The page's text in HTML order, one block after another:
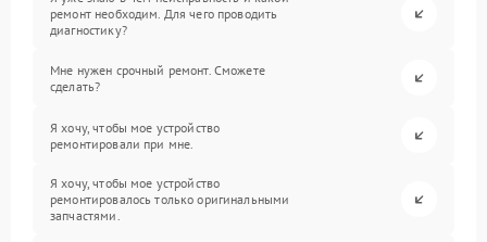
ремонт необходим. Для чего проводить
диагностику?
Мне нужен срочный ремонт. Сможете
сделать?
Я хочу, чтобы мое устройство
ремонтировали при мне.
Я хочу, чтобы мое устройство
ремонтировалось только оригинальными
запчастями.